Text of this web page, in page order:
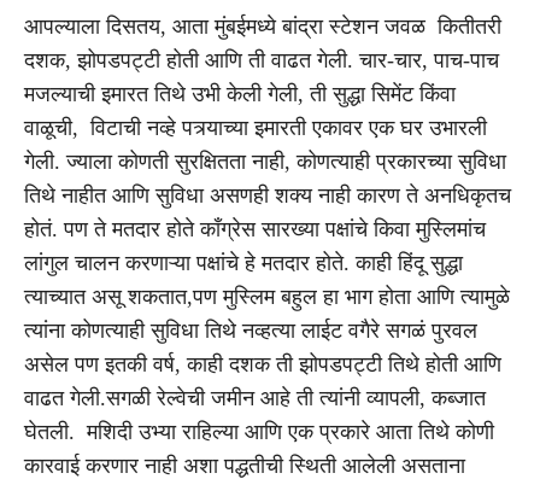
आपल्याला दिसतय, आता मुंबईमध्ये बांद्रा स्टेशन जवळ कितीतरी
दशक, झोपडपट्टी होती आणि ती वाढत गेली. चार-चार, पाच-पाच
मजल्याची इमारत तिथे उभी केली गेली, ती सुद्धा सिमेंट किंवा
वाळूची, विटाची नव्हे पत्र्याच्या इमारती एकावर एक घर उभारली
गेली. ज्याला कोणती सुरक्षितता नाही, कोणत्याही प्रकारच्या सुविधा
तिथे नाहीत आणि सुविधा असणही शक्य नाही कारण ते अनधिकृतच
होतं. पण ते मतदार होते काँग्रेस सारख्या पक्षांचे किवा मुस्लिमांच
लांगुल चालन करणाऱ्या पक्षांचे हे मतदार होते. काही हिंदू सुद्धा
त्याच्यात असू शकतात,पण मुस्लिम बहुल हा भाग होता आणि त्यामुळे
त्यांना कोणत्याही सुविधा तिथे नव्हत्या लाईट वगैरे सगळं पुरवल
असेल पण इतकी वर्ष, काही दशक ती झोपडपट्टी तिथे होती आणि
वाढत गेली.सगळी रेल्वेची जमीन आहे ती त्यांनी व्यापली, कब्जात
घेतली. मशिदी उभ्या राहिल्या आणि एक प्रकारे आता तिथे कोणी
कारवाई करणार नाही अशा पद्धतीची स्थिती आलेली असताना